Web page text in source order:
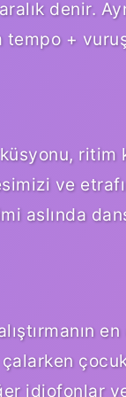
denir.
tempo +
ve
aslında
idiofonlar